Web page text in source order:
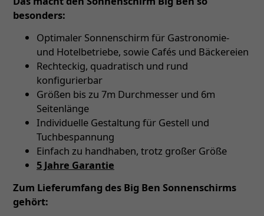
besonders:
Optimaler Sonnenschirm für Gastronomie-
und Hotelbetriebe, sowie Cafés und Bäckereien
Rechteckig, quadratisch und rund
konfigurierbar
Größen bis zu 7m Durchmesser und 6m
Seitenlänge
Individuelle Gestaltung für Gestell und
Tuchbespannung
Einfach zu handhaben, trotz großer Größe
5 Jahre Garantie
Zum Lieferumfang des Big Ben Sonnenschirms
gehört: